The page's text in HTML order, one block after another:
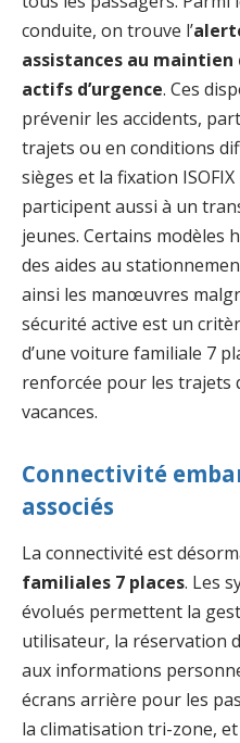
conduite, on trouve l’
assistances au maintien
actifs d’urgence. Ces
prévenir les accidents,
trajets ou en conditions
sièges et la fixation
participent aussi à un
jeunes. Certains modèles
des aides au
ainsi les manœuvres
sécurité active est un
d’une voiture familiale 7
renforcée pour les trajets
vacances.
Connectivité
associés
La connectivité est
familiales 7 places. Les
évolués permettent la
utilisateur, la réservation
aux informations
écrans arrière pour les
la climatisation tri-zone,